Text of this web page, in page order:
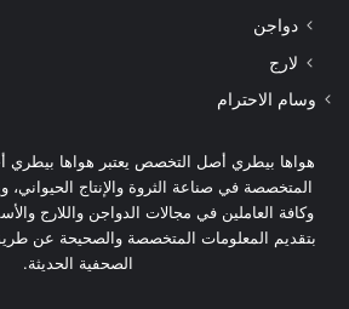
دواجن
لارج
وسام الاحترام
هواها بيطري أصل التخصص يعتبر هواها بيطري
المتخصصة في صناعة الثروة والإنتاج الحيواني،
وكافة العاملين في مجالات الدواجن واللارج
بتقديم المعلومات المتخصصة والصحيحة عن
الصحفية الحديثة.